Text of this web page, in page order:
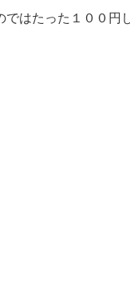
はたった１００円